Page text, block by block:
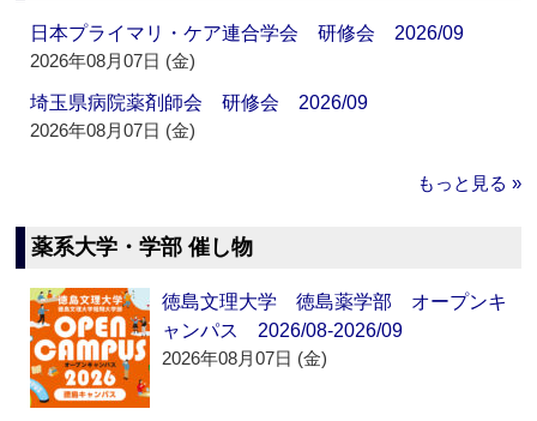
日本プライマリ・ケア連合学会 研修会 2026/09
2026年08月07日 (金)
埼玉県病院薬剤師会 研修会 2026/09
2026年08月07日 (金)
もっと見る »
薬系大学・学部 催し物
徳島文理大学 徳島薬学部 オープンキ
ャンパス 2026/08-2026/09
2026年08月07日 (金)